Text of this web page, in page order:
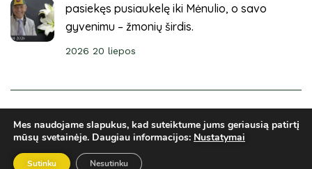
pasiekęs pusiaukelę iki Mėnulio, o savo
gyvenimu – žmonių širdis.
2026 20 liepos
© 2025 Sveikuoliai. Visos teisės saugomos. Svetainė
sukurtaARCA4.lt
Privatumo politika El. parduotuvės taisyklės
Mes naudojame slapukus, kad suteiktume jums geriausią patirtį
mūsų svetainėje. Daugiau informacijos: Nustatymai
Sutinku Nesutinku